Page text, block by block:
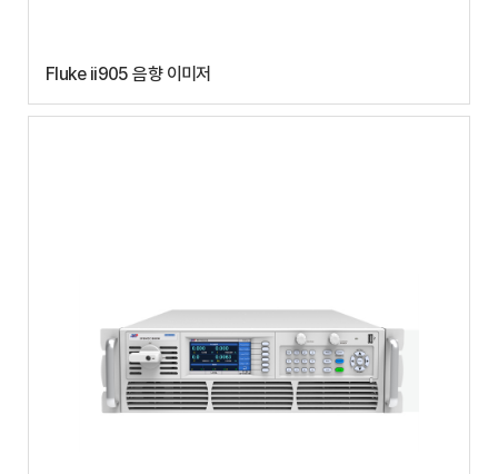
Fluke ii905 음향 이미저